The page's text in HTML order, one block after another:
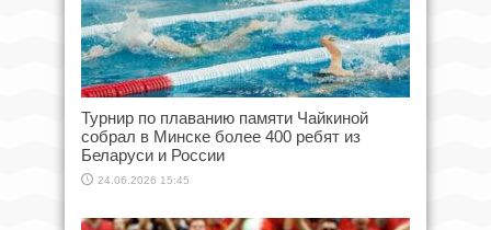
Турнир по плаванию памяти Чайкиной
собрал в Минске более 400 ребят из
Беларуси и России
24.06.2026 15:45